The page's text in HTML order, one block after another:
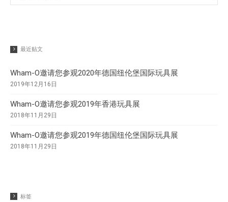
最近贴文
Wham-O邀请您参观2020年德国纽伦堡国际玩具展
2019年12月16日
Wham-O邀请您参观2019年香港玩具展
2018年11月29日
Wham-O邀请您参观2019年德国纽伦堡国际玩具展
2018年11月29日
标签